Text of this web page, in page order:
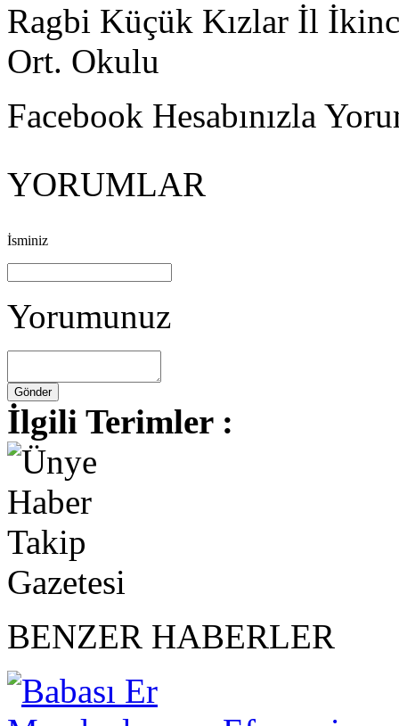
Ragbi Küçük Kızlar İl
Ort. Okulu
Facebook Hesabınızla
YORUMLAR
İsminiz
Yorumunuz
İlgili Terimler :
BENZER HABERLER